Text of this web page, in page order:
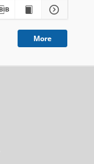
More